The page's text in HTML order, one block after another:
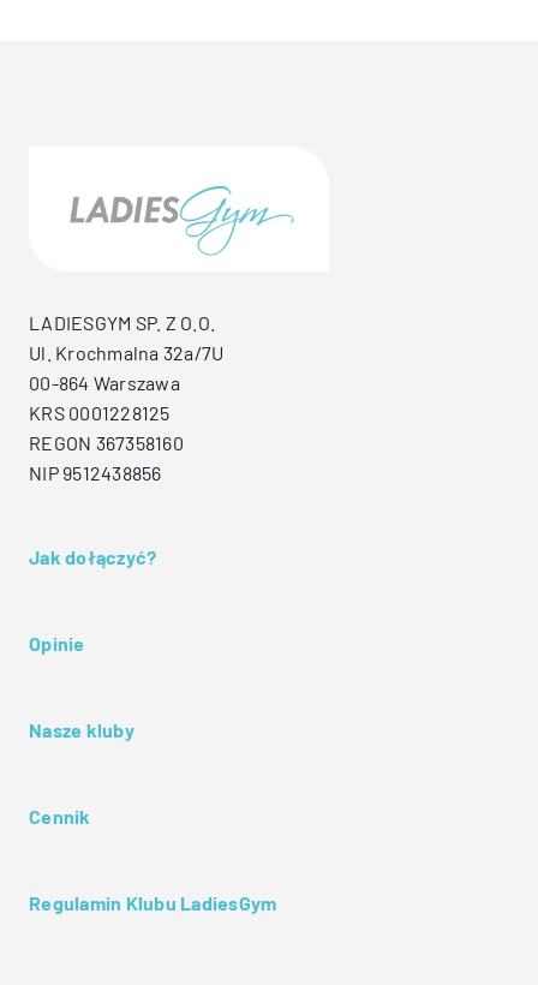
LADIESGYM SP. Z O.O.
Ul. Krochmalna 32a/7U
00-864 Warszawa
KRS 0001228125
REGON 367358160
NIP 9512438856
Jak dołączyć?
Opinie
Nasze kluby
Cennik
Regulamin Klubu LadiesGym